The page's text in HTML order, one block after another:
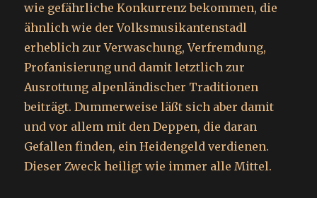
wie gefährliche Konkurrenz bekommen, die
ähnlich wie der Volksmusikantenstadl
erheblich zur Verwaschung, Verfremdung,
Profanisierung und damit letztlich zur
Ausrottung alpenländischer Traditionen
beiträgt. Dummerweise läßt sich aber damit
und vor allem mit den Deppen, die daran
Gefallen finden, ein Heidengeld verdienen.
Dieser Zweck heiligt wie immer alle Mittel.